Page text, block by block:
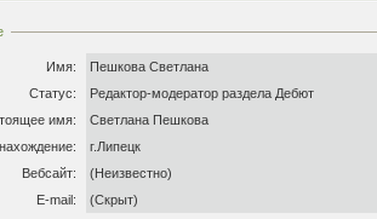
Имя:
Пешкова Светлана
Статус:
Редактор-модератор раздела Дебют
имя:
Светлана Пешкова
г.Липецк
Вебсайт:
(Неизвестно)
E-mail:
(Скрыт)